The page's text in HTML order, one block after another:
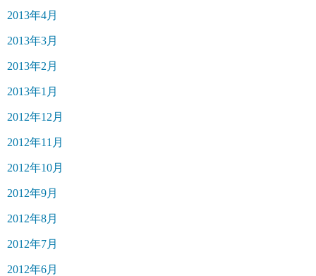
2013年4月
2013年3月
2013年2月
2013年1月
2012年12月
2012年11月
2012年10月
2012年9月
2012年8月
2012年7月
2012年6月